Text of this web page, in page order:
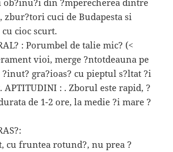
din ?mperecherea dintre
cuci de Budapesta si
cioc scurt.
: Porumbel de talie mic? (<
vioi, merge ?ntotdeauna pe
gra?ioas? cu pieptul s?ltat ?i
: . Zborul este rapid, ?
de 1-2 ore, la medie ?i mare ?
cu fruntea rotund?, nu prea ?